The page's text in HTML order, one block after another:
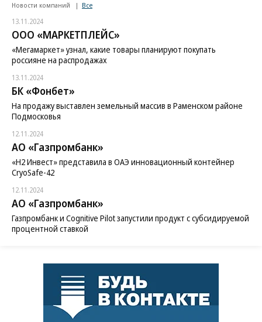
Новости компаний Все
13.11.2024
ООО «МАРКЕТПЛЕЙС»
«Мегамаркет» узнал, какие товары планируют покупать
россияне на распродажах
13.11.2024
БК «Фонбет»
На продажу выставлен земельный массив в Раменском районе
Подмосковья
12.11.2024
АО «Газпромбанк»
«H2 Инвест» представила в ОАЭ инновационный контейнер
CryoSafe-42
12.11.2024
АО «Газпромбанк»
Газпромбанк и Cognitive Pilot запустили продукт с субсидируемой
процентной ставкой